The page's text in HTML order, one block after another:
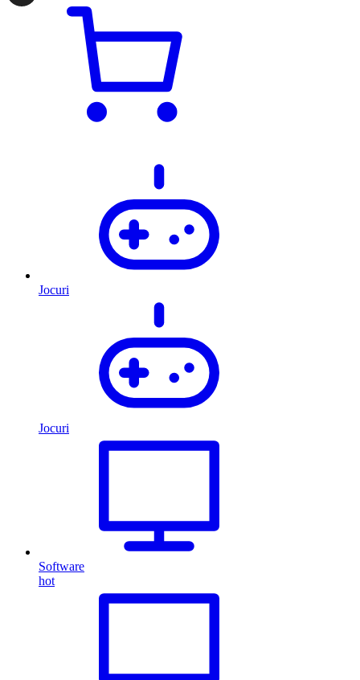
Jocuri
Jocuri
Software
hot